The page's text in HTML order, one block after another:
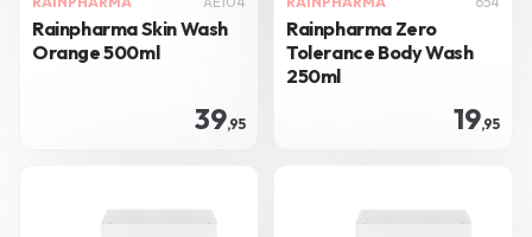
Rainpharma Skin Wash
Orange 500ml
39,95
Rainpharma Zero
Tolerance Body Wash
250ml
19,95